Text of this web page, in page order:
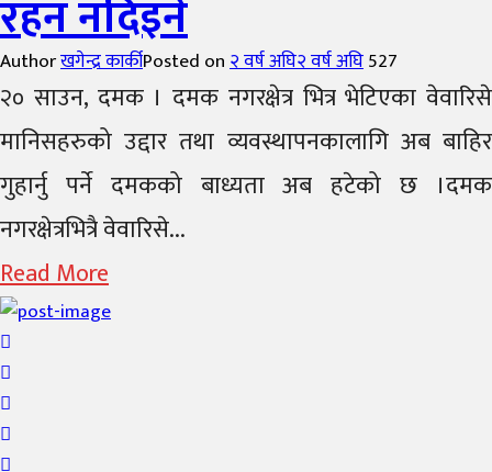
रहन नदिइने
Authorखगेन्द्र कार्कीPosted on२ वर्ष अघि२ वर्ष अघि527
२० साउन, दमक । दमक नगरक्षेत्र भित्र भेटिएका वेवारिसे
मानिसहरुको उद्दार तथा व्यवस्थापनकालागि अब बाहिर
गुहार्नु पर्ने दमकको बाध्यता अब हटेको छ ।दमक
नगरक्षेत्रभित्रै वेवारिसे...
Read More